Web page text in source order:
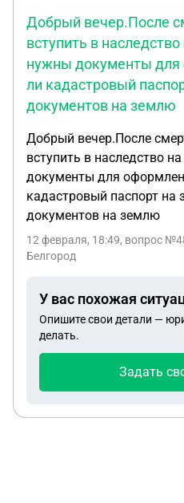
Добрый вечер.После
вступить в
нужны документы для
ли кадастровый
документов на землю
Добрый вечер.После
вступить в наследство
документы для
кадастровый паспорт
документов на землю
12 февраля, 18:49, вопрос
Белгород
У вас похожая
Опишите свои детали —
делать.
Задать